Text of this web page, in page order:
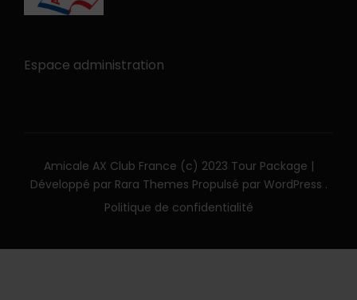
Espace administration
Amicale AX Club France (c) 2023 Tour Package |
Développé par Rara Themes Propulsé par WordPress .
Politique de confidentialité